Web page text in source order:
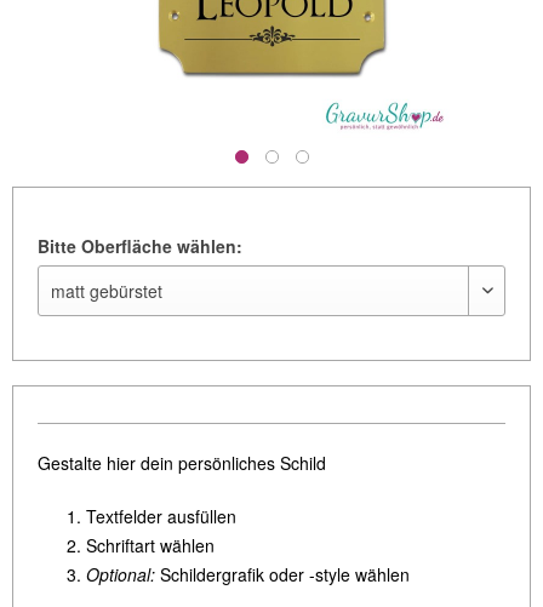
Bitte Oberfläche wählen:
Gestalte hier dein persönliches Schild
Textfelder ausfüllen
Schriftart wählen
Optional: Schildergrafik oder -style wählen